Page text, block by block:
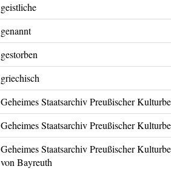
geistliche
genannt
gestorben
griechisch
Geheimes Staatsarchiv Preußischer
Geheimes Staatsarchiv Preußischer
Geheimes Staatsarchiv Preußischer
von Bayreuth